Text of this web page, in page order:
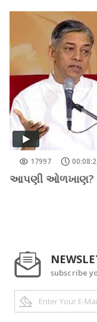
17997
આપણી ઓળખાણ?
subscribe